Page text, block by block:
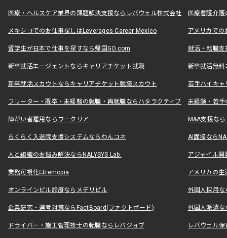
医療・ヘルスケア業界の課題解決支援ならレバウェル株式会社 医療看護介
メキシコでのお仕事探しはLeverages Career Mexico アメリカで
留学生が日本で仕事を探すなら帰国GO.com 就活・転職
新卒就活エージェントならキャリアチケット就職 新卒就活無料
新卒就活スカウトならキャリアチケット就職スカウト 若手ハイキ
フリーター・既卒・未経験の就職・再就職ならハタラクティブ 未経験・若手
障がい者雇用ならワークリア M&A支援な
らくらく入退院支援システムならわんコネ AI面接なら
人と組織のお悩み解決ならNALYSYS Lab. アジャイル
業務可視化はremopia アメリカの
オンラインピル診療ならメデリピル 外国人採用
企業研究・選考対策ならFactBoard(ファクトボード) 外国人派遣な
ドライバー・施工管理技士の転職ならレバジョブ レバウェル